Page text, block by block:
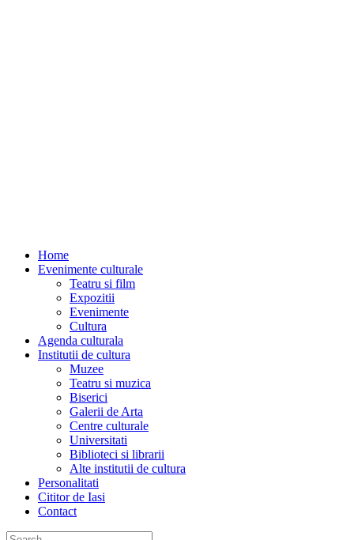
Home
Evenimente culturale
Teatru si film
Expozitii
Evenimente
Cultura
Agenda culturala
Institutii de cultura
Muzee
Teatru si muzica
Biserici
Galerii de Arta
Centre culturale
Universitati
Biblioteci si librarii
Alte institutii de cultura
Personalitati
Cititor de Iasi
Contact